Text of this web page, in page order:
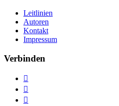
Leitlinien
Autoren
Kontakt
Impressum
Verbinden


